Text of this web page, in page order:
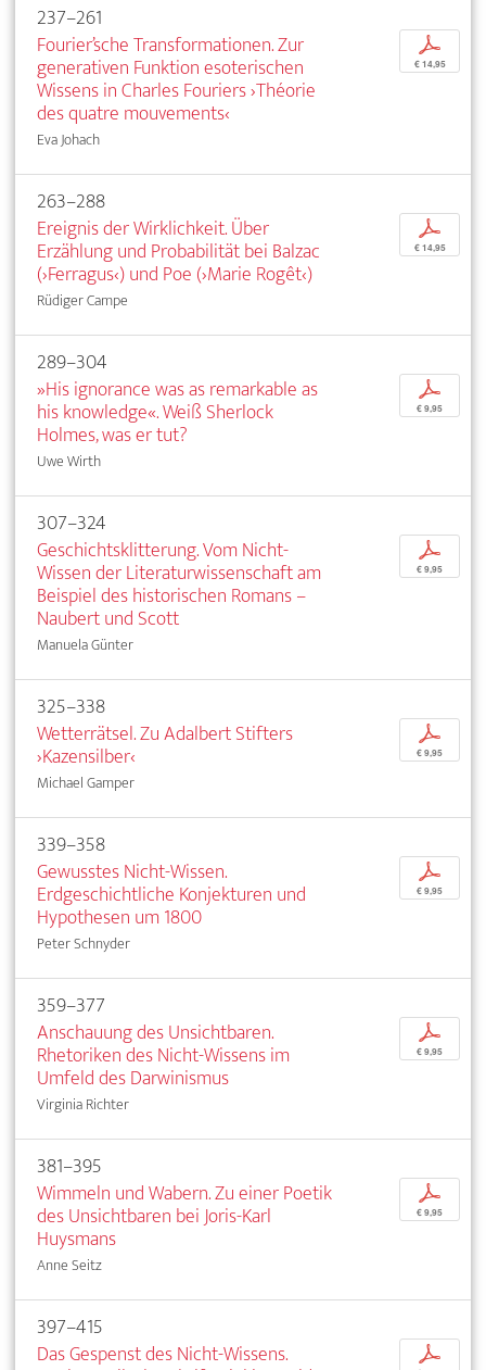
237–261
Fourier’sche Transformationen. Zur
generativen Funktion esoterischen
Wissens in Charles Fouriers ›Théorie
des quatre mouvements‹
Eva Johach
p
€ 14,95
263–288
Ereignis der Wirklichkeit. Über
Erzählung und Probabilität bei Balzac
(›Ferragus‹) und Poe (›Marie Rogêt‹)
Rüdiger Campe
p
€ 14,95
289–304
»His ignorance was as remarkable as
his knowledge«. Weiß Sherlock
Holmes, was er tut?
Uwe Wirth
p
€ 9,95
307–324
Geschichtsklitterung. Vom Nicht-
Wissen der Literaturwissenschaft am
Beispiel des historischen Romans –
Naubert und Scott
Manuela Günter
p
€ 9,95
325–338
Wetterrätsel. Zu Adalbert Stifters
›Kazensilber‹
Michael Gamper
p
€ 9,95
339–358
Gewusstes Nicht-Wissen.
Erdgeschichtliche Konjekturen und
Hypothesen um 1800
Peter Schnyder
p
€ 9,95
359–377
Anschauung des Unsichtbaren.
Rhetoriken des Nicht-Wissens im
Umfeld des Darwinismus
Virginia Richter
p
€ 9,95
381–395
Wimmeln und Wabern. Zu einer Poetik
des Unsichtbaren bei Joris-Karl
Huysmans
Anne Seitz
p
€ 9,95
397–415
Das Gespenst des Nicht-Wissens.
p